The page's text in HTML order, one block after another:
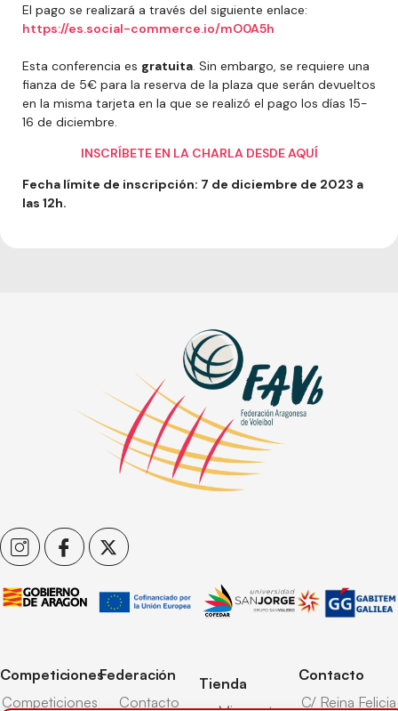
El pago se realizará a través del siguiente enlace:
https://es.social-commerce.io/mO0A5h
Esta conferencia es gratuita . Sin embargo, se requiere una
fianza de 5€ para la reserva de la plaza que serán devueltos
en la misma tarjeta en la que se realizó el pago los días 15-
16 de diciembre.
INSCRÍBETE EN LA CHARLA DESDE AQUÍ
Fecha límite de inscripción: 7 de diciembre de 2023 a
las 12h.
Competiciones
Competiciones
Federación
Contacto
Tienda
Contacto
C/ Reina Felicia